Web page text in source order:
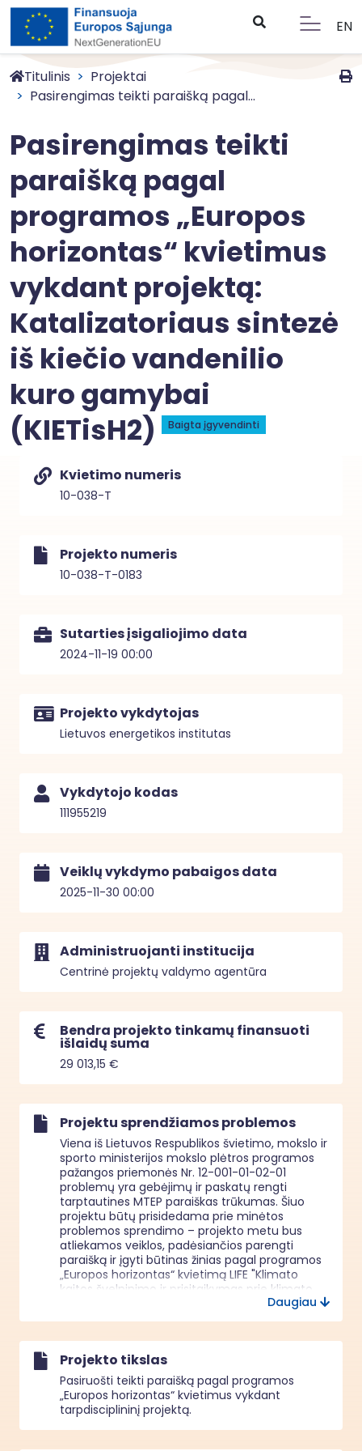
EN
Titulinis
Projektai
Pasirengimas teikti paraišką pagal...
Pasirengimas teikti
paraišką pagal
programos „Europos
horizontas“ kvietimus
vykdant projektą:
Katalizatoriaus sintezė
iš kiečio vandenilio
kuro gamybai
(KIETisH2)
Baigta įgyvendinti
Kvietimo numeris
10-038-T
Projekto numeris
10-038-T-0183
Sutarties įsigaliojimo data
2024-11-19 00:00
Projekto vykdytojas
Lietuvos energetikos institutas
Vykdytojo kodas
111955219
Veiklų vykdymo pabaigos data
2025-11-30 00:00
Administruojanti institucija
Centrinė projektų valdymo agentūra
Bendra projekto tinkamų finansuoti
išlaidų suma
29 013,15 €
Projektu sprendžiamos problemos
Viena iš Lietuvos Respublikos švietimo, mokslo ir
sporto ministerijos mokslo plėtros programos
pažangos priemonės Nr. 12-001-01-02-01
problemų yra gebėjimų ir paskatų rengti
tarptautines MTEP paraiškas trūkumas. Šiuo
projektu būtų prisidedama prie minėtos
problemos sprendimo – projekto metu bus
atliekamos veiklos, padėsiančios parengti
paraišką ir įgyti būtinas žinias pagal programos
„Europos horizontas“ kvietimą LIFE "Klimato
kaitos švelninimo ir prisitaikymas prie klimato
kaitos" vykdant tarpdisciplininį projektą.
Projekto įgyvendinimo metu nenumatoma
vystymosi, įskaitant reikšmingos žalos
nedarymo principą; lygių galimybių,
nediskriminavimo, įskaitant prieinamumo
visiems  užtikrinimą; inovatyvumo
(kūrybingumo) (toliau – HP). Projekte
atsižvelgiama į Jungtinių Tautų neįgaliųjų teisių
Daugiau
Projekto tikslas
Pasiruošti teikti paraišką pagal programos
„Europos horizontas“ kvietimus vykdant
tarpdisciplininį projektą.